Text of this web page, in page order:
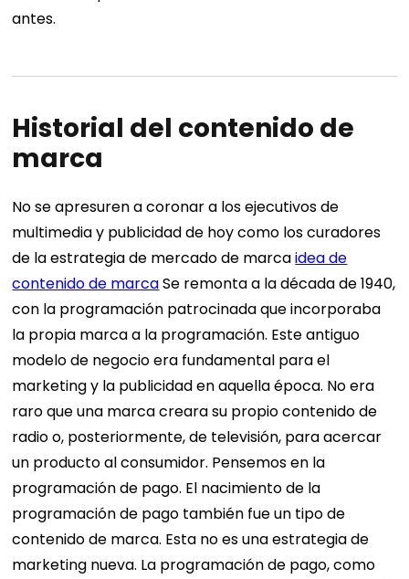
antes.
Historial del contenido de
marca
No se apresuren a coronar a los ejecutivos de
multimedia y publicidad de hoy como los curadores
de la estrategia de mercado de marcaidea de
contenido de marcaSe remonta a la década de 1940,
con la programación patrocinada que incorporaba
la propia marca a la programación. Este antiguo
modelo de negocio era fundamental para el
marketing y la publicidad en aquella época. No era
raro que una marca creara su propio contenido de
radio o, posteriormente, de televisión, para acercar
un producto al consumidor. Pensemos en la
programación de pago. El nacimiento de la
programación de pago también fue un tipo de
contenido de marca. Esta no es una estrategia de
marketing nueva. La programación de pago, como